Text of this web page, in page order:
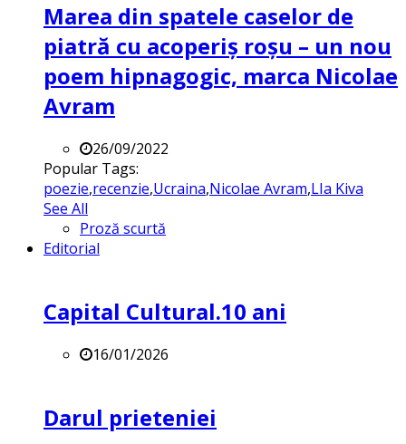
Marea din spatele caselor de
piatră cu acoperiș roșu – un nou
poem hipnagogic, marca Nicolae
Avram
26/09/2022
Popular Tags:
poezie,recenzie,Ucraina,Nicolae Avram,LIa Kiva
See All
Proză scurtă
Editorial
Capital Cultural.10 ani
16/01/2026
Darul prieteniei